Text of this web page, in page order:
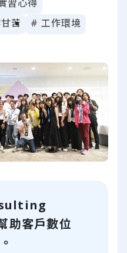
習心得
苦 # 工作環境
助客戶數位